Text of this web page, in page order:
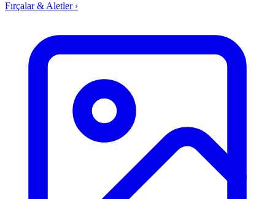
Fırçalar & Aletler ›